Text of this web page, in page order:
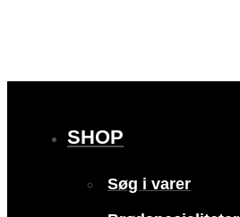
SHOP
Søg i varer